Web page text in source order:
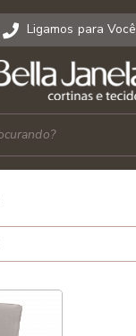
Ligamos para Você